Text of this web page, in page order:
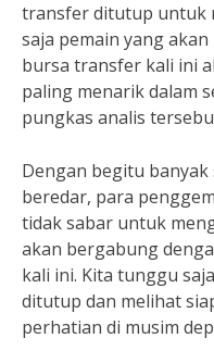
transfer ditutup untuk
saja pemain yang
bursa transfer kali ini
paling menarik dalam
pungkas analis
Dengan begitu
beredar, para
tidak sabar untuk
akan bergabung
kali ini. Kita tunggu
ditutup dan melihat
perhatian di musim